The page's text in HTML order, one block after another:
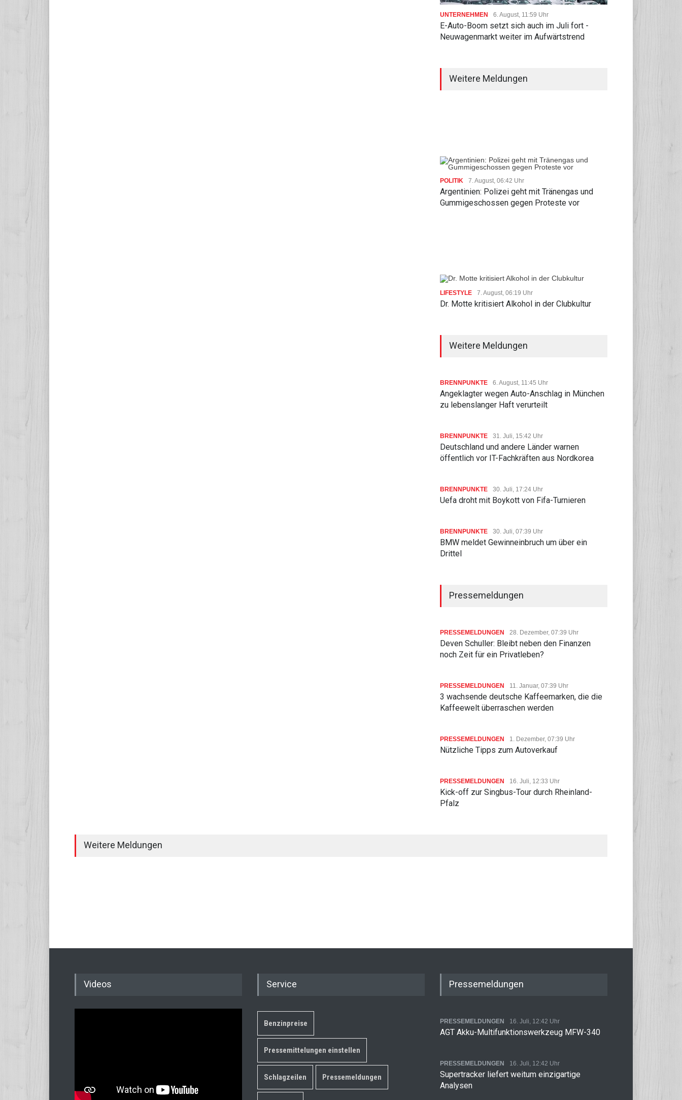
UNTERNEHMEN 6. August, 11:59 Uhr
E-Auto-Boom setzt sich auch im Juli fort -
Neuwagenmarkt weiter im Aufwärtstrend
Weitere Meldungen
POLITIK 7. August, 06:42 Uhr
Argentinien: Polizei geht mit Tränengas und
Gummigeschossen gegen Proteste vor
LIFESTYLE 7. August, 06:19 Uhr
Dr. Motte kritisiert Alkohol in der Clubkultur
Weitere Meldungen
BRENNPUNKTE 6. August, 11:45 Uhr
Angeklagter wegen Auto-Anschlag in München
zu lebenslanger Haft verurteilt
BRENNPUNKTE 31. Juli, 15:42 Uhr
Deutschland und andere Länder warnen
öffentlich vor IT-Fachkräften aus Nordkorea
BRENNPUNKTE 30. Juli, 17:24 Uhr
Uefa droht mit Boykott von Fifa-Turnieren
BRENNPUNKTE 30. Juli, 07:39 Uhr
BMW meldet Gewinneinbruch um über ein
Drittel
Pressemeldungen
PRESSEMELDUNGEN 28. Dezember, 07:39 Uhr
Deven Schuller: Bleibt neben den Finanzen
noch Zeit für ein Privatleben?
PRESSEMELDUNGEN 11. Januar, 07:39 Uhr
3 wachsende deutsche Kaffeemarken, die die
Kaffeewelt überraschen werden
PRESSEMELDUNGEN 1. Dezember, 07:39 Uhr
Nützliche Tipps zum Autoverkauf
PRESSEMELDUNGEN 16. Juli, 12:33 Uhr
Kick-off zur Singbus-Tour durch Rheinland-
Pfalz
Weitere Meldungen
Videos Service
Benzinpreise
Pressemittelungen einstellen
Schlagzeilen Pressemeldungen
Pressemeldungen
PRESSEMELDUNGEN 16. Juli, 12:42 Uhr
AGT Akku-Multifunktionswerkzeug MFW-340
PRESSEMELDUNGEN 16. Juli, 12:42 Uhr
Supertracker liefert weitum einzigartige
Analysen